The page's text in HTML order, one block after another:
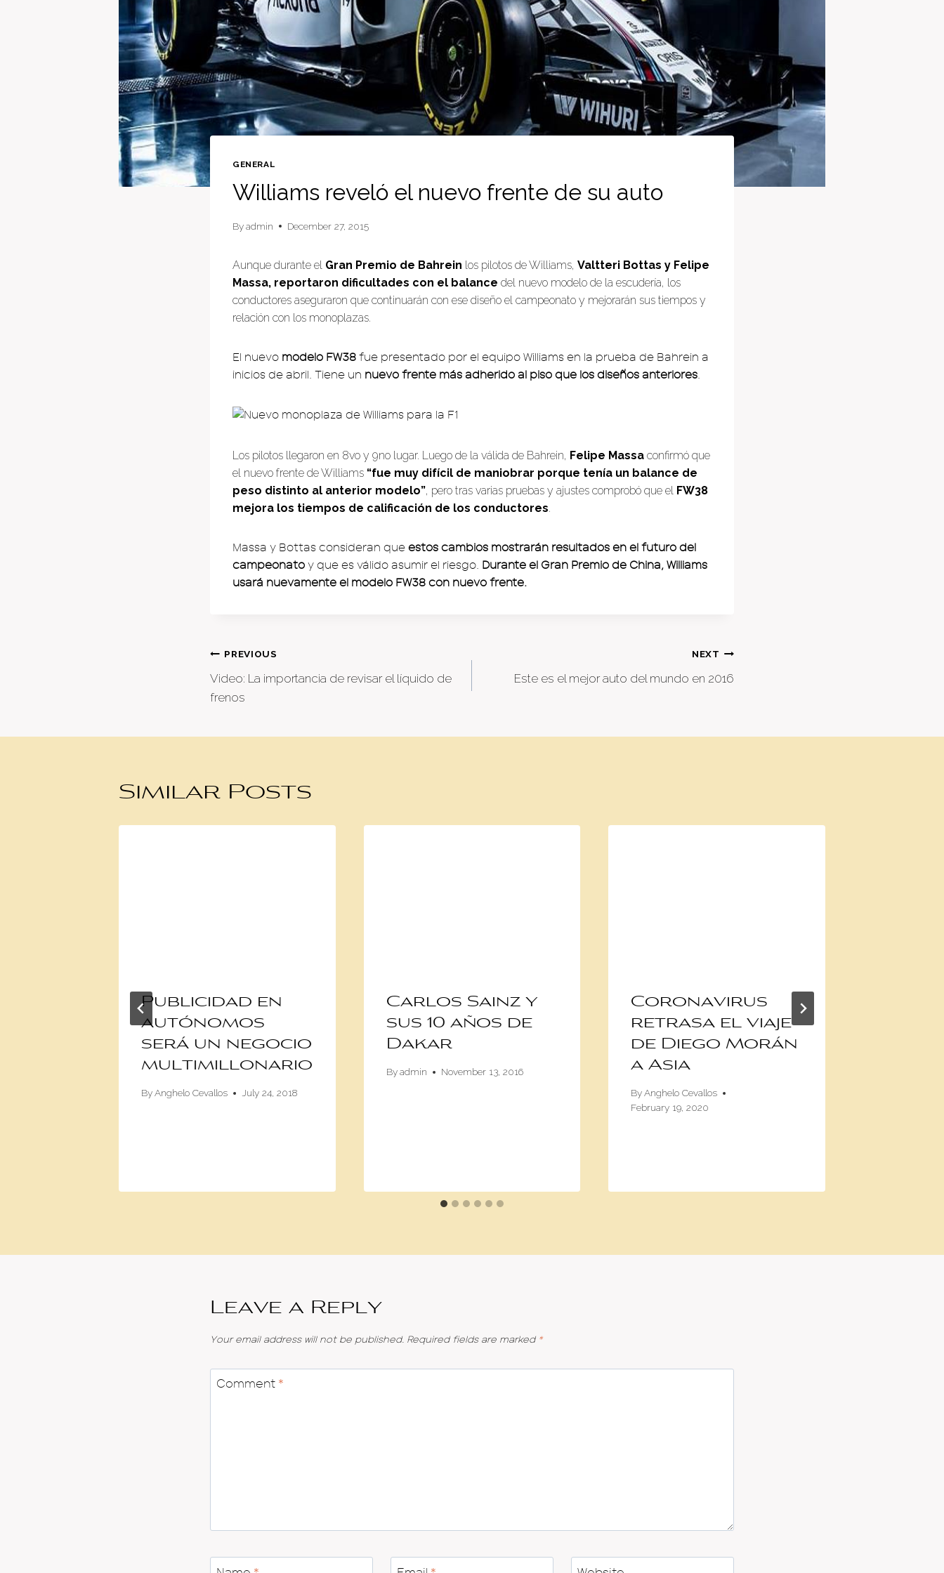
GENERAL
Williams reveló el nuevo frente de su auto
Byadmin December 27, 2015
Aunque durante el Gran Premio de Bahrein los pilotos de Williams, Valtteri Bottas y Felipe
Massa, reportaron dificultades con el balance del nuevo modelo de la escudería, los
conductores aseguraron que continuarán con ese diseño el campeonato y mejorarán sus tiempos y
relación con los monoplazas.
El nuevo modelo FW38 fue presentado por el equipo Williams en la prueba de Bahrein a
inicios de abril. Tiene un nuevo frente más adherido al piso que los diseños anteriores.
Los pilotos llegaron en 8vo y 9no lugar. Luego de la válida de Bahrein, Felipe Massa confirmó que
el nuevo frente de Williams “fue muy difícil de maniobrar porque tenía un balance de
peso distinto al anterior modelo”, pero tras varias pruebas y ajustes comprobó que el FW38
mejora los tiempos de calificación de los conductores.
Massa y Bottas consideran que estos cambios mostrarán resultados en el futuro del
campeonato y que es válido asumir el riesgo. Durante el Gran Premio de China, Williams
usará nuevamente el modelo FW38 con nuevo frente.
Post
navigation
PREVIOUS
Video: La importancia de revisar el líquido de
frenos
NEXT
Este es el mejor auto del mundo en 2016
Similar Posts
Publicidad en
autónomos
será un negocio
multimillonario
ByAnghelo Cevallos July 24, 2018
Carlos Sainz y
sus 10 años de
Dakar
By admin November 13, 2016
Coronavirus
retrasa el viaje
de Diego Morán
a Asia
By Anghelo Cevallos
February 19, 2020
Leave a Reply
Your email address will not be published. Required fields are marked *
Comment *